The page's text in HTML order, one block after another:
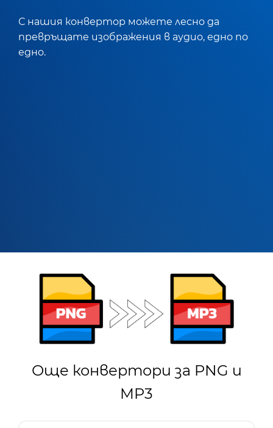
С нашия конвертор можете лесно да
превръщате изображения в аудио, едно по
едно.
Още конвертори за PNG и
MP3